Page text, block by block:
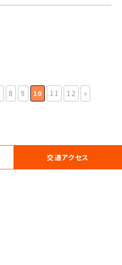
交通アクセス
8 9 10 11 12 »